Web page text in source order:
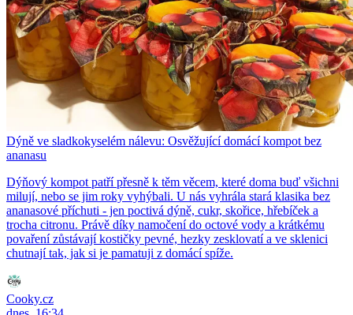
Dýně ve sladkokyselém nálevu: Osvěžující domácí kompot bez
ananasu
Dýňový kompot patří přesně k těm věcem, které doma buď všichni
milují, nebo se jim roky vyhýbali. U nás vyhrála stará klasika bez
ananasové příchuti - jen poctivá dýně, cukr, skořice, hřebíček a
trocha citronu. Právě díky namočení do octové vody a krátkému
povaření zůstávají kostičky pevné, hezky zesklovatí a ve sklenici
chutnají tak, jak si je pamatuji z domácí spíže.
Cooky.cz